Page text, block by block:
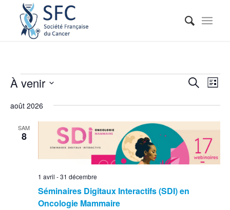
vues
Recherche
de
Liste
À venir
une
août 2026
SAM
8
Séminaires Digitaux Interactifs (SDI) en
Oncologie Mammaire
1 avril -31 décembre